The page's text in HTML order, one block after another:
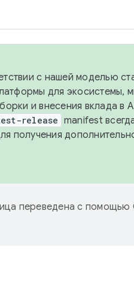
с нашей моделью
для экосистемы,
и внесения вклада в
release manifest
получения
переведена с помощью